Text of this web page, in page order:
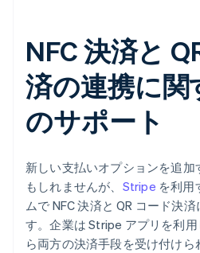
NFC 決済と
済の連携に関
のサポート
新しい支払いオプションを追
もしれませんが、 Stripe を利用
ムで NFC 決済と QR コード決
す。企業は Stripe アプリを利
ら両方の決済手段を受け付けら